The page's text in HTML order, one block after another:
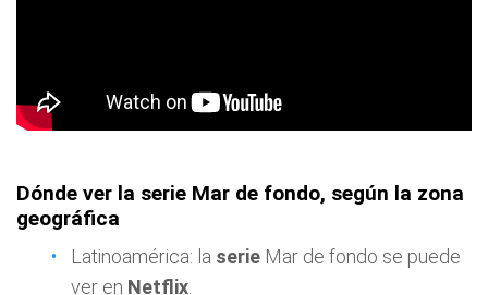
Dónde ver la serie Mar de fondo, según la zona
geográfica
Latinoamérica: la serie Mar de fondo se puede
ver en Netflix